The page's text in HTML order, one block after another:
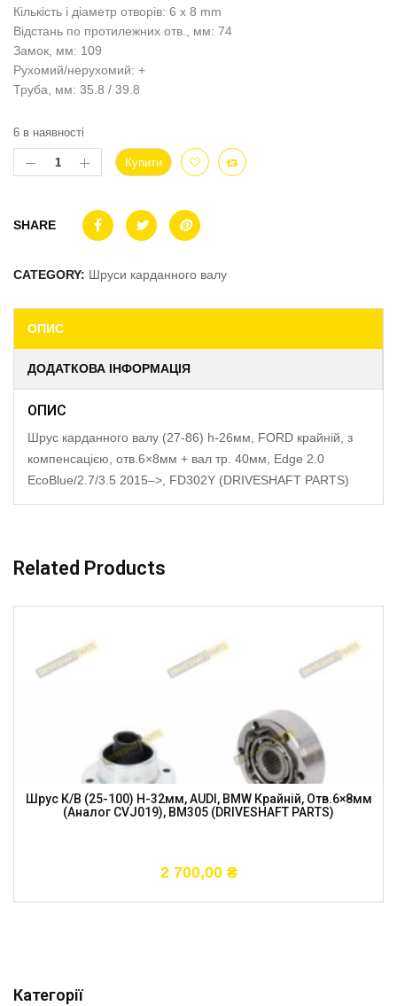
Категорії
Кількість і діаметр отворів: 6 x 8 mm
Відстань по протилежних отв., мм: 74
Замок, мм: 109
Рухомий/нерухомий: +
Труба, мм: 35.8 / 39.8
6 в наявності
Купити
SHARE
CATEGORY: Шруси карданного валу
ОПИС
ДОДАТКОВА ІНФОРМАЦІЯ
ОПИС
Шрус карданного валу (27-86) h-26мм, FORD крайній, з
компенсацією, отв.6×8мм + вал тр. 40мм, Edge 2.0
EcoBlue/2.7/3.5 2015–>, FD302Y (DRIVESHAFT PARTS)
Related Products
Шрус К/в (25-100) H-32мм, AUDI, BMW Крайній, Отв.6×8мм
(аналог CVJ019), BM305 (DRIVESHAFT PARTS)
2 700,00 ₴